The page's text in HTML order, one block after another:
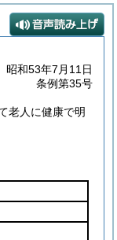
昭和53年7月11日
条例第35号
老人に健康で明